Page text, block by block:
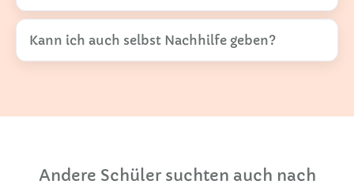
Kann ich auch selbst Nachhilfe geben?
Andere Schüler suchten auch nach